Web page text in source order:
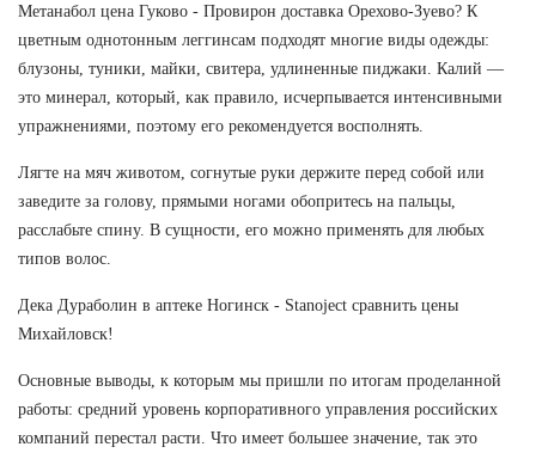
Метанабол цена Гуково - Провирон доставка Орехово-Зуево? К
цветным однотонным леггинсам подходят многие виды одежды:
блузоны, туники, майки, свитера, удлиненные пиджаки. Калий —
это минерал, который, как правило, исчерпывается интенсивными
упражнениями, поэтому его рекомендуется восполнять.
Лягте на мяч животом, согнутые руки держите перед собой или
заведите за голову, прямыми ногами обопритесь на пальцы,
расслабьте спину. В сущности, его можно применять для любых
типов волос.
Дека Дураболин в аптеке Ногинск - Stanoject сравнить цены
Михайловск!
Основные выводы, к которым мы пришли по итогам проделанной
работы: средний уровень корпоративного управления российских
компаний перестал расти. Что имеет большее значение, так это